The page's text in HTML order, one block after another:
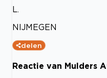
L.
NIJMEGEN
delen
Reactie van Mulders